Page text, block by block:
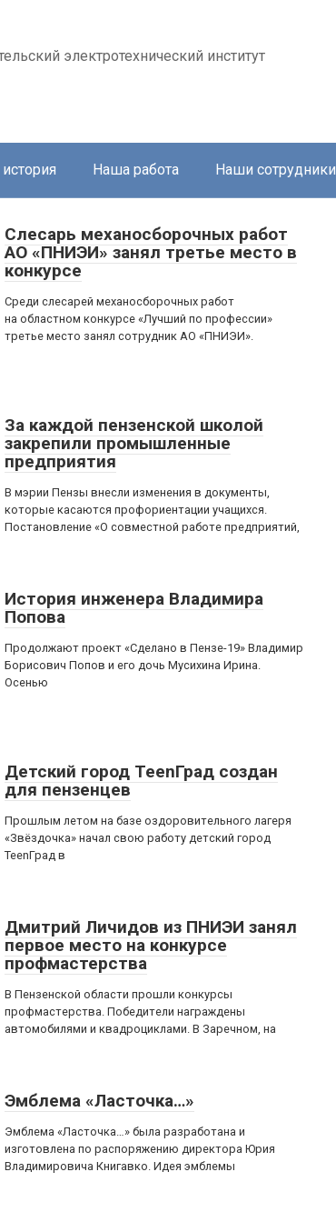
электротехнический институт
Наша работа Наши сотрудники
Слесарь механосборочных работ
АО «ПНИЭИ» занял третье место в
конкурсе
Среди слесарей механосборочных работ
на областном конкурсе «Лучший по профессии»
третье место занял сотрудник АО «ПНИЭИ».
За каждой пензенской школой
закрепили промышленные
предприятия
В мэрии Пензы внесли изменения в документы,
которые касаются профориентации учащихся.
Постановление «О совместной работе предприятий,
История инженера Владимира
Попова
Продолжают проект «Сделано в Пензе-19» Владимир
Борисович Попов и его дочь Мусихина Ирина.
Осенью
Детский город ТееnГрад создан
для пензенцев
Прошлым летом на базе оздоровительного лагеря
«Звёздочка» начал свою работу детский город
TeenГрад в
Дмитрий Личидов из ПНИЭИ занял
первое место на конкурсе
профмастерства
В Пензенской области прошли конкурсы
профмастерства. Победители награждены
автомобилями и квадроциклами. В Заречном, на
Эмблема «Ласточка…»
Эмблема «Ласточка…» была разработана и
изготовлена по распоряжению директора Юрия
Владимировича Книгавко. Идея эмблемы